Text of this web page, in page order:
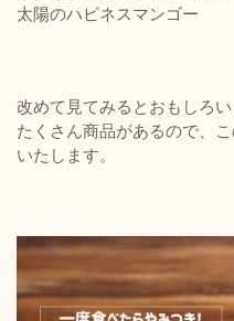
太陽のハピネスマンゴー
改めて見てみるとおもしろい
たくさん商品があるので、
いたします。